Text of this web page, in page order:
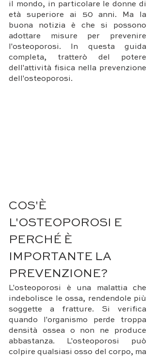
il mondo, in particolare le donne di
età superiore ai 50 anni. Ma la
buona notizia è che si possono
adottare misure per prevenire
l'osteoporosi. In questa guida
completa, tratterò del potere
dell'attività fisica nella prevenzione
dell'osteoporosi.
COS'È
L'OSTEOPOROSI E
PERCHÉ È
IMPORTANTE LA
PREVENZIONE?
L'osteoporosi è una malattia che
indebolisce le ossa, rendendole più
soggette a fratture. Si verifica
quando l'organismo perde troppa
densità ossea o non ne produce
abbastanza. L'osteoporosi può
colpire qualsiasi osso del corpo, ma